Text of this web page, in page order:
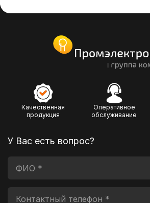
Качественная
продукция
Оперативное
обслуживание
У Вас есть вопрос?